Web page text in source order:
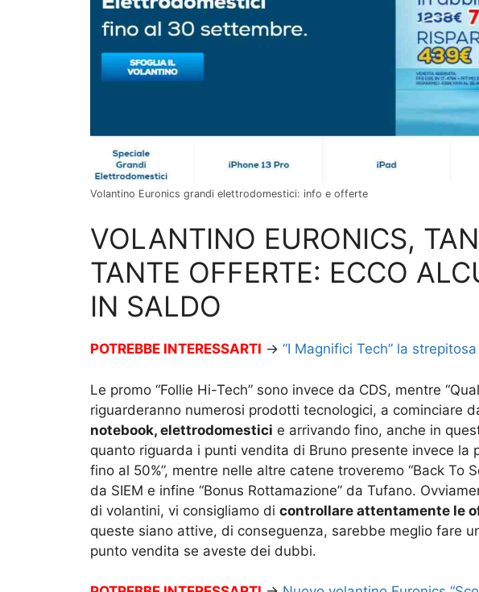
Volantino Euronics grandi elettrodomestici: info e offerte
VOLANTINO EURONICS,
TANTE OFFERTE: ECCO
IN SALDO
POTREBBE INTERESSARTI → “I Magnifici Tech” la
Le promo “Follie Hi-Tech” sono invece da CDS, mentre
riguarderanno numerosi prodotti tecnologici, a cominciare
notebook, elettrodomestici e arrivando fino, anche in
quanto riguarda i punti vendita di Bruno presente invece la
fino al 50%”, mentre nelle altre catene troveremo “Back To
da SIEM e infine “Bonus Rottamazione” da Tufano.
di volantini, vi consigliamo di controllare attentamente le
queste siano attive, di conseguenza, sarebbe meglio fare
punto vendita se aveste dei dubbi.